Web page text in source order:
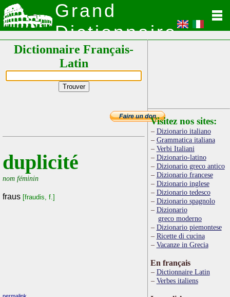
Grand
Dictionnaire
Latin
Dictionnaire Français-
Latin
duplicité
nom féminin
fraus [fraudis, f.]
Visitez nos sites:
Dizionario italiano
Grammatica italiana
Verbi Italiani
Dizionario-latino
Dizionario greco antico
Dizionario francese
Dizionario inglese
Dizionario tedesco
Dizionario spagnolo
Dizionario
greco moderno
Dizionario piemontese
Ricette di cucina
Vacanze in Grecia
En français
Dictionnaire Latin
Verbes italiens